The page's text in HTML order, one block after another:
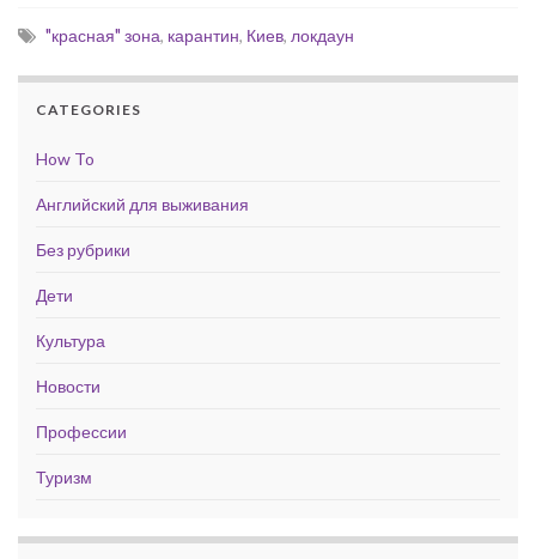
"красная" зона, карантин, Киев, локдаун
CATEGORIES
How To
Английский для выживания
Без рубрики
Дети
Культура
Новости
Профессии
Туризм